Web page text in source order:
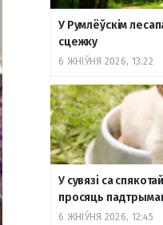
У Румлёўскім
сцежку
6 ЖНІЎНЯ 2026, 13:22
У сувязі са
просяць
6 ЖНІЎНЯ 2026, 12:45